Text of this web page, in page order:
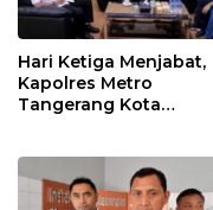
Hari Ketiga Menjabat,
Kapolres Metro
Tangerang Kota